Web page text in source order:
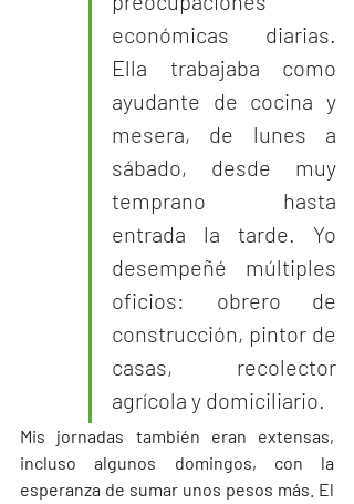
económicas diarias.
Ella trabajaba como
ayudante de cocina y
mesera, de lunes a
sábado, desde muy
temprano hasta
entrada la tarde. Yo
desempeñé múltiples
oficios: obrero de
construcción, pintor de
casas, recolector
agrícola y domiciliario.
Mis jornadas también eran extensas,
incluso algunos domingos, con la
esperanza de sumar unos pesos más. El